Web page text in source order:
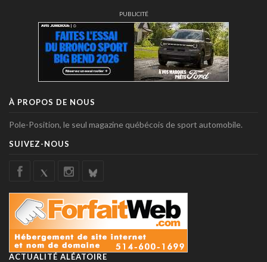
PUBLICITÉ
À PROPOS DE NOUS
Pole-Position, le seul magazine québécois de sport automobile.
SUIVEZ-NOUS
ACTUALITÉ ALÉATOIRE